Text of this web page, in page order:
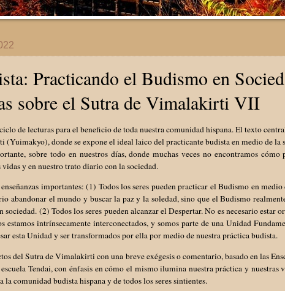
Practicando el Budismo en
sobre el Sutra de Vimalakirti VII
de lecturas para el beneficio de toda nuestra comunidad hispana. El texto
donde se expone el ideal laico del practicante budista en medio de la
sobre todo en nuestros días, donde muchas veces no encontramos cómo
y en nuestro trato diario con la sociedad.
importantes: (1) Todos los seres pueden practicar el Budismo en medio
abandonar el mundo y buscar la paz y la soledad, sino que el Budismo
(2) Todos los seres pueden alcanzar el Despertar. No es necesario estar
estamos intrínsecamente interconectados, y somos parte de una Unidad
esta Unidad y ser transformados por ella por medio de nuestra práctica budista.
del Sutra de Vimalakirti con una breve exégesis o comentario, basado en las
Tendai, con énfasis en cómo el mismo ilumina nuestra práctica y nuestras
la comunidad budista hispana y de todos los seres sintientes.